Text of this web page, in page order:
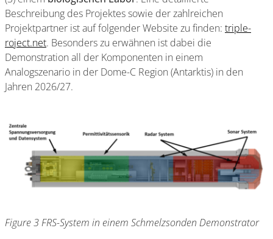
Beschreibung des Projektes sowie der zahlreichen
Projektpartner ist auf folgender Website zu finden: triple-
roject.net. Besonders zu erwähnen ist dabei die
Demonstration all der Komponenten in einem
Analogszenario in der Dome-C Region (Antarktis) in den
Jahren 2026/27.
Figure 3 FRS-System in einem Schmelzsonden Demonstrator